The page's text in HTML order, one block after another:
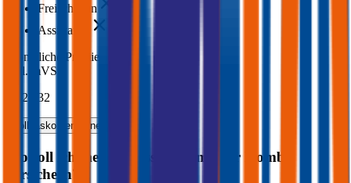
Freischaden
Assistance
Monatliche Prämie
inkl. mVSt.
€ 229,32
Vollkasko berechnen
Wo soll ich meinen Nissan
Primastar Kombi
versichern?